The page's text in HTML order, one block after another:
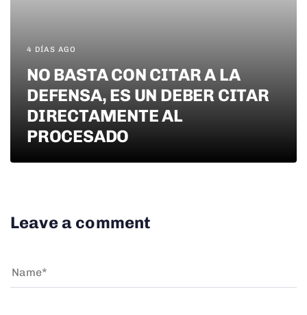
4 DÍAS AGO
NO BASTA CON CITAR A LA
DEFENSA, ES UN DEBER CITAR
DIRECTAMENTE AL
PROCESADO
Leave a comment